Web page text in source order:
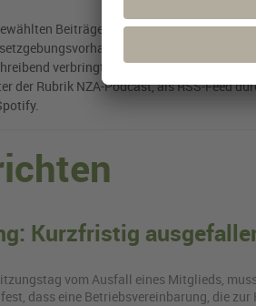
Beiträge für die Podcasts sollen
geben. Die Audio-
verbringt, auch unterwegs –
der Rubrik NZA-Podcast, als RSS-Feed
Kurzfristig
vom Aus­fall eines Mit­glieds,
dass eine Be­triebs­ver­ein­ba­rung, die